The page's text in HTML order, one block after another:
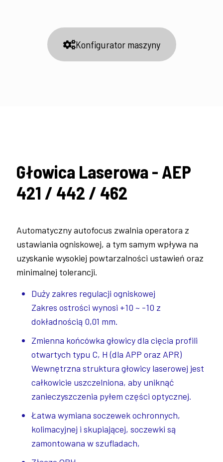
Konfigurator maszyny
Głowica Laserowa - AEP
421 / 442 / 462
Automatyczny autofocus zwalnia operatora z
ustawiania ogniskowej, a tym samym wpływa na
uzyskanie wysokiej powtarzalności ustawień oraz
minimalnej tolerancji.
Duży zakres regulacji ogniskowej
Zakres ostrości wynosi +10 ~ -10 z
dokładnością 0,01 mm.
Zmienna końcówka głowicy dla cięcia profili
otwartych typu C, H (dla APP oraz APR)
Wewnętrzna struktura głowicy laserowej jest
całkowicie uszczelniona, aby uniknąć
zanieczyszczenia pyłem części optycznej.
Łatwa wymiana soczewek ochronnych,
kolimacyjnej i skupiającej, soczewki są
zamontowana w szufladach,